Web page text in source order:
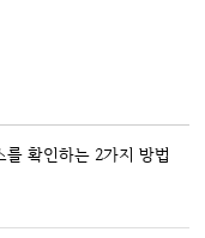
확인하는 2가지 방법